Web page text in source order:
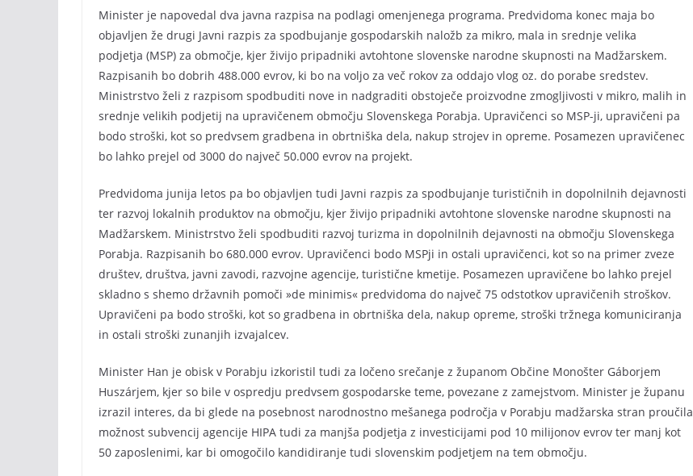
Minister je napovedal dva javna razpisa na podlagi omenjenega programa. Predvidoma konec maja bo
objavljen že drugi Javni razpis za spodbujanje gospodarskih naložb za mikro, mala in srednje velika
podjetja (MSP) za območje, kjer živijo pripadniki avtohtone slovenske narodne skupnosti na Madžarskem.
Razpisanih bo dobrih 488.000 evrov, ki bo na voljo za več rokov za oddajo vlog oz. do porabe sredstev.
Ministrstvo želi z razpisom spodbuditi nove in nadgraditi obstoječe proizvodne zmogljivosti v mikro, malih in
srednje velikih podjetij na upravičenem območju Slovenskega Porabja. Upravičenci so MSP-ji, upravičeni pa
bodo stroški, kot so predvsem gradbena in obrtniška dela, nakup strojev in opreme. Posamezen upravičenec
bo lahko prejel od 3000 do največ 50.000 evrov na projekt.
Predvidoma junija letos pa bo objavljen tudi Javni razpis za spodbujanje turističnih in dopolnilnih dejavnosti
ter razvoj lokalnih produktov na območju, kjer živijo pripadniki avtohtone slovenske narodne skupnosti na
Madžarskem. Ministrstvo želi spodbuditi razvoj turizma in dopolnilnih dejavnosti na območju Slovenskega
Porabja. Razpisanih bo 680.000 evrov. Upravičenci bodo MSPji in ostali upravičenci, kot so na primer zveze
društev, društva, javni zavodi, razvojne agencije, turistične kmetije. Posamezen upravičene bo lahko prejel
skladno s shemo državnih pomoči »de minimis« predvidoma do največ 75 odstotkov upravičenih stroškov.
Upravičeni pa bodo stroški, kot so gradbena in obrtniška dela, nakup opreme, stroški tržnega komuniciranja
in ostali stroški zunanjih izvajalcev.
Minister Han je obisk v Porabju izkoristil tudi za ločeno srečanje z županom Občine Monošter Gáborjem
Huszárjem, kjer so bile v ospredju predvsem gospodarske teme, povezane z zamejstvom. Minister je županu
izrazil interes, da bi glede na posebnost narodnostno mešanega področja v Porabju madžarska stran proučila
možnost subvencij agencije HIPA tudi za manjša podjetja z investicijami pod 10 milijonov evrov ter manj kot
50 zaposlenimi, kar bi omogočilo kandidiranje tudi slovenskim podjetjem na tem območju.